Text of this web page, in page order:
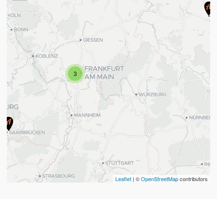
3
Leaflet | ©OpenStreetMapcontributors